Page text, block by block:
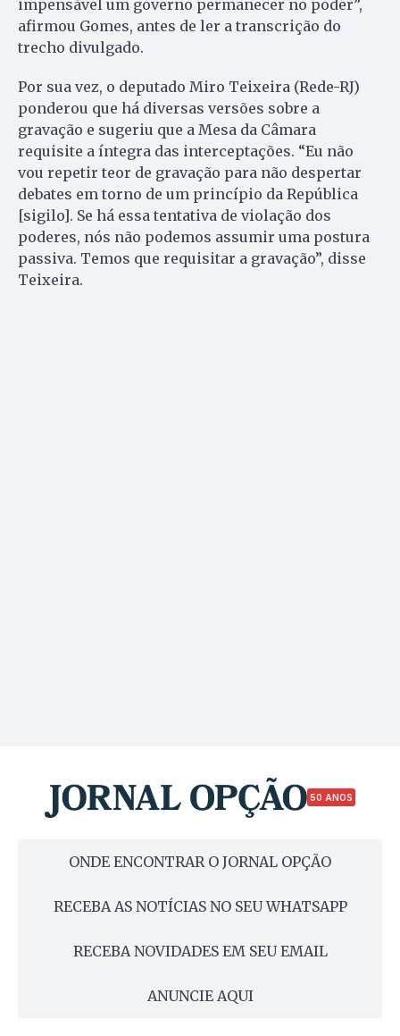
impensável um governo permanecer no poder”,
afirmou Gomes, antes de ler a transcrição do
trecho divulgado.
Por sua vez, o deputado Miro Teixeira (Rede-RJ)
ponderou que há diversas versões sobre a
gravação e sugeriu que a Mesa da Câmara
requisite a íntegra das interceptações. “Eu não
vou repetir teor de gravação para não despertar
debates em torno de um princípio da República
[sigilo]. Se há essa tentativa de violação dos
poderes, nós não podemos assumir uma postura
passiva. Temos que requisitar a gravação”, disse
Teixeira.
50 ANOS
ONDE ENCONTRAR O JORNAL OPÇÃO
RECEBA AS NOTÍCIAS NO SEU WHATSAPP
RECEBA NOVIDADES EM SEU EMAIL
ANUNCIE AQUI